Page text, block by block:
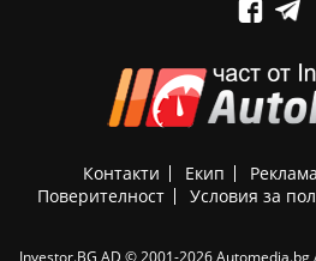
Контакти Екип Реклама
Поверителност
Условия за
Investor.BG AD © 2001-2026